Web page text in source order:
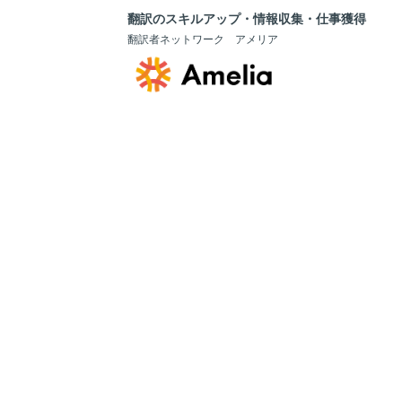
翻訳のスキルアップ・情報収集・仕事獲得
翻訳者ネットワーク アメリア